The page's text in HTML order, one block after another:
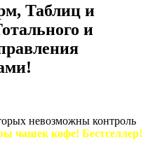
Таблиц и
и
невозможны контроль
чашек кофе! Бестселлер!